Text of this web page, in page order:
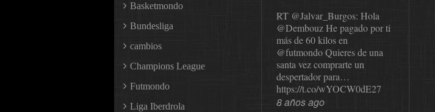
Basketmondo
Bundesliga
cambios
Champions League
Futmondo
Liga Iberdrola
RT @Jalvar_Burgos: Hola
@DembouzHe pagado por ti
más de 60 kilos en
@futmondoQuieres de una
santa vez comprarte un
despertador para…
https://t.co/wYOCW0dE27
8 años ago